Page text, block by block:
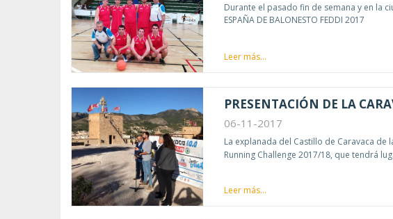
Durante el pasado fin de semana y en la
ESPAÑA DE BALONESTO FEDDI 2017
Leer más...
PRESENTACIÓN DE LA
06-11-2017
La explanada del Castillo de Caravaca de
Running Challenge 2017/18, que tendrá
Leer más...